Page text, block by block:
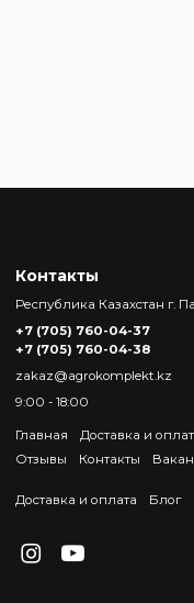
Главная Доставка и
Отзывы
Контакты
Доставка и оплата Блог
Контакты
Республика Казахстан г.
+7 (705) 760-04-37
+7 (705) 760-04-38
zakaz@agrokomplekt.kz
9:00 - 18:00